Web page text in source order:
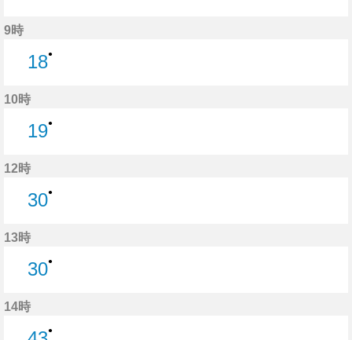
9時
18●
10時
19●
12時
30●
13時
30●
14時
●